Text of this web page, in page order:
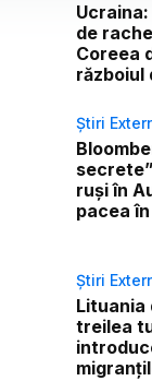
Ucraina:
de
Coreea
războiul
Știri
ruși în
pacea
Știri
Lituania
treilea